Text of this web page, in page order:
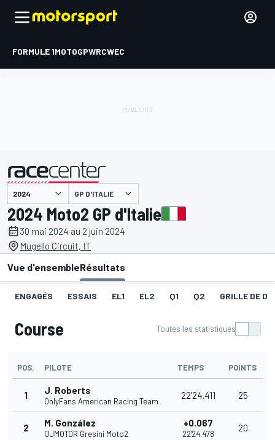
FORMULE 1MOTOGPWRCWEC
présenté par GP D'ITALIE
2024 Moto2 GP d'Italie
30 mai 2024 au 2 juin 2024
Mugello Circuit, IT
Vue d'ensembleRésultats
ENGAGÉS ESSAIS EL1 EL2 Q1 Q2 GRILLE DE
Course Toutes les statistiques
POS. PILOTE TEMPS POINTS
1 J. Roberts
OnlyFans American Racing Team
22'24.411 25
2 M. González
QJMOTOR Gresini Moto2
+0.067
22'24.478
20